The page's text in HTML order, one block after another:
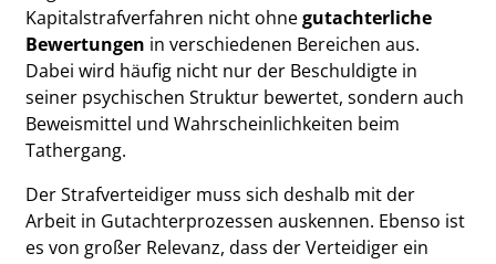
Kapitalstrafverfahren nicht ohnegutachterliche
Bewertungen in verschiedenen Bereichen aus.
Dabei wird häufig nicht nur der Beschuldigte in
seiner psychischen Struktur bewertet, sondern auch
Beweismittel und Wahrscheinlichkeiten beim
Tathergang.
Der Strafverteidiger muss sich deshalb mit der
Arbeit in Gutachterprozessen auskennen. Ebenso ist
es von großer Relevanz, dass der Verteidiger ein